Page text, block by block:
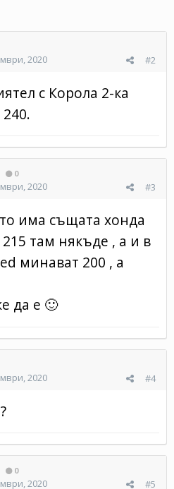
#2
2020
с Корола 2-ка
0
#3
2020
има същата хонда
там някъде , а и в
минават 200 , а
да е 🙂
#4
2020
0
#5
2020